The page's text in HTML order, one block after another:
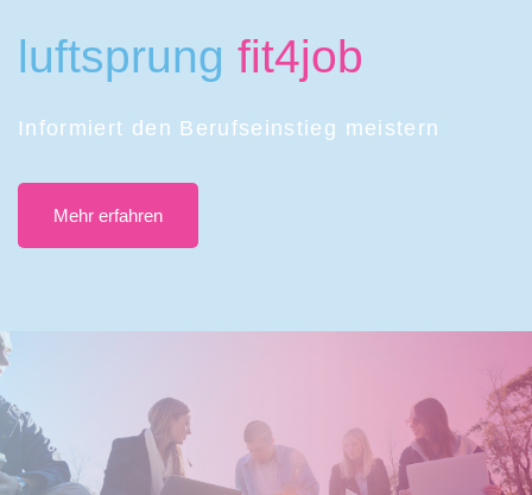
luftsprung fit4job
Informiert den Berufseinstieg meistern
Mehr erfahren